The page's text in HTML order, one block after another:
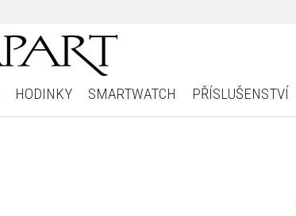
HODINKY SMARTWATCH PŘÍSLUŠENSTVÍ